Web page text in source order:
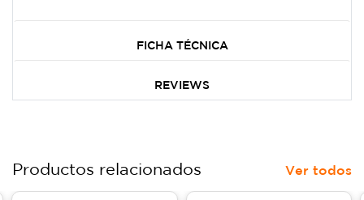
FICHA TÉCNICA
REVIEWS
Productos relacionados Ver todos